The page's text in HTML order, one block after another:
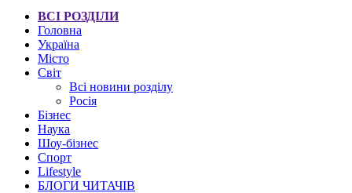
ВСІ РОЗДІЛИ
Головна
Україна
Місто
Світ
Всі новини розділу
Росія
Бізнес
Наука
Шоу-бізнес
Спорт
Lifestyle
БЛОГИ ЧИТАЧІВ